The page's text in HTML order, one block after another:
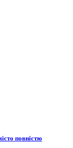
повністю